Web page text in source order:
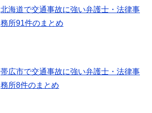
北海道で交通事故に強い弁護士・法律事
務所91件のまとめ
帯広市で交通事故に強い弁護士・法律事
務所8件のまとめ